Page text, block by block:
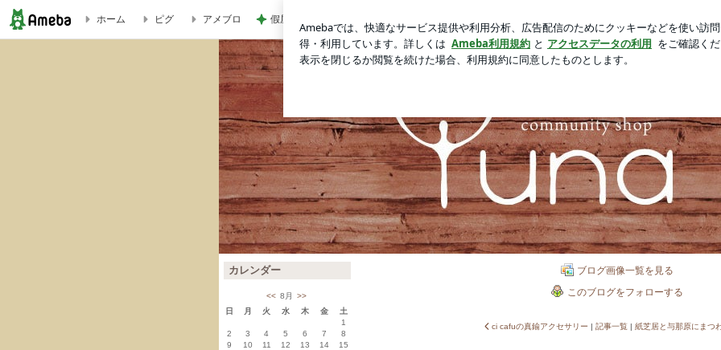
Yuna 新規クリエータートライアル制度 | Yuna
ホーム ピグ アメブロ 假屋崎 絶品だった美味しいもつ鍋
Yuna
.
カレンダー
<< 8月
>>
日
月 火 水 木 金
土
1
2
3 4 5 6 7
8
9
10 11 12 13 14
15
ブログ画像一覧を見る
このブログをフォローする
ci cafuの真鍮アクセサリー | 記事一覧 |